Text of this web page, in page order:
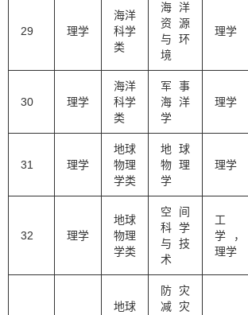
29 理学
海洋
科学
类
海洋
资源
与环
境
理学
30 理学
海洋
科学
类
军事
海洋
学
理学
31 理学
地球
物理
学类
地球
物理
学
理学
32 理学
地球
物理
学类
空间
科学
与技
术
工
学，
理学
地球
防灾
减灾